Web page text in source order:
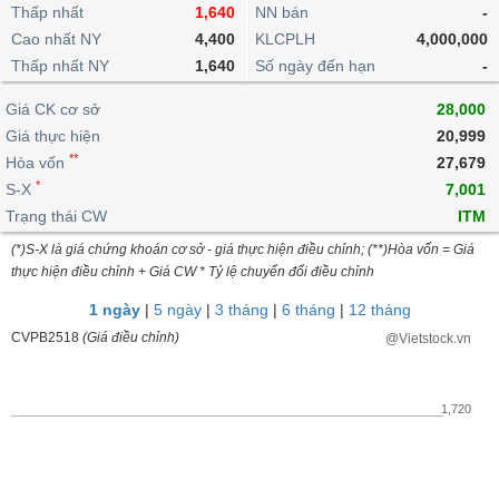
lỗ
dịch
nội
Niên
giám
Tài
liệu
cổ
Định
giá
ngoài
doanh
Top
cổ
phiếu
ngành
dịch
Chứng
quyền
quan
Thống
giao
dịch
Thống
giao
dịch
Tin
tức
Phân
tích
kỹ
thuật
trực
tuyến
Bộ
lọc
cổ
So
Vĩ
mô
lai
Chứng
quyền
Trái
phiếu
IR
Awards
tạo
Dịch
vụ
Thấp nhất
1,640
Cao nhất NY
4,400
Thấp nhất NY
1,640
NN bán
-
KLCPLH
4,000,000
Số ngày đến hạn
-
Giá CK cơ sở
28,000
Giá thực hiện
20,999
Hòa vốn **
27,679
S-X *
7,001
Trạng thái CW
ITM
(*)S-X là giá chứng khoán cơ sở - giá thực hiện điều chỉnh; (**)Hòa vốn = Giá
thực hiện điều chỉnh + Giá CW * Tỷ lệ chuyển đổi điều chỉnh
1 ngày| 5 ngày| 3 tháng | 6 tháng | 12 tháng
CVPB2518 (Giá điều chỉnh) @Vietstock.vn
1,720
BẤT
ĐỘNG
SẢN
TÀI
CHÍNH
HÀNG